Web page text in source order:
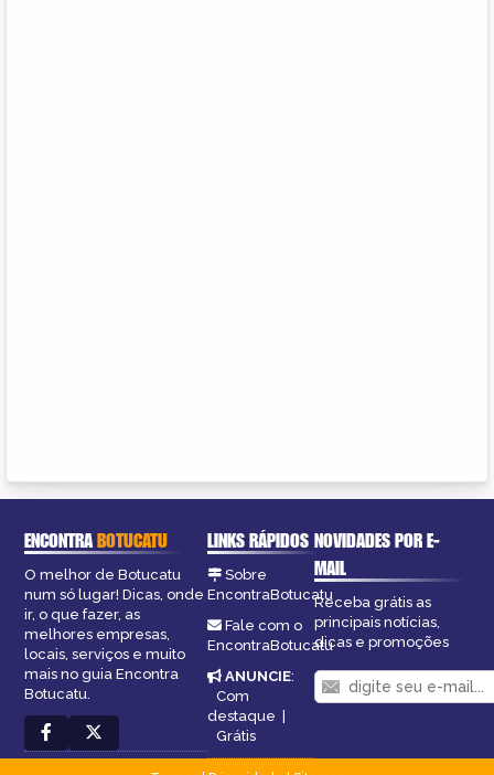
ENCONTRABOTUCATU
O melhor de Botucatu
num só lugar! Dicas, onde
ir, o que fazer, as
melhores empresas,
locais, serviços e muito
mais no guia Encontra
Botucatu.
LINKS RÁPIDOS
Sobre
EncontraBotucatu
Fale com o
EncontraBotucatu
ANUNCIE:
Com
destaque |
Grátis
NOVIDADES POR E-
MAIL
Receba grátis as
principais notícias,
dicas e promoções